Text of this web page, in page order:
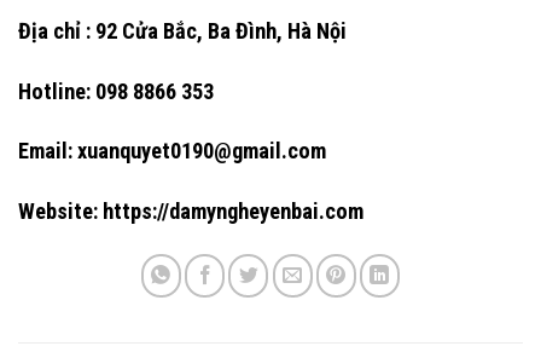
Địa chỉ : 92 Cửa Bắc, Ba Đình, Hà Nội
Hotline: 098 8866 353
Email: xuanquyet0190@gmail.com
Website: https://damyngheyenbai.com